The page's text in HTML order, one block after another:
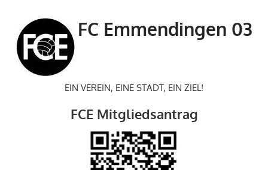
springen
FC Emmendingen 03
EIN VEREIN, EINE STADT, EIN ZIEL!
FCE Mitgliedsantrag